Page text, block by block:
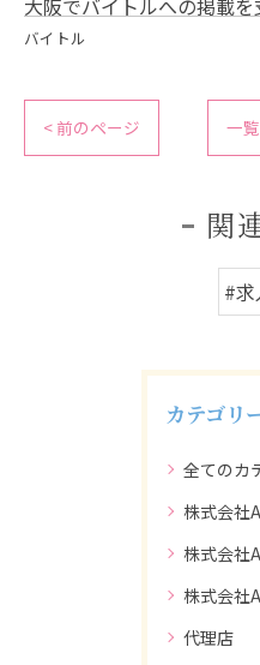
大阪でバイトルへの掲載を
バイトル
< 前のページ 一
関
#
カテゴリ
全てのカ
株式会社
株式会社
株式会社
代理店